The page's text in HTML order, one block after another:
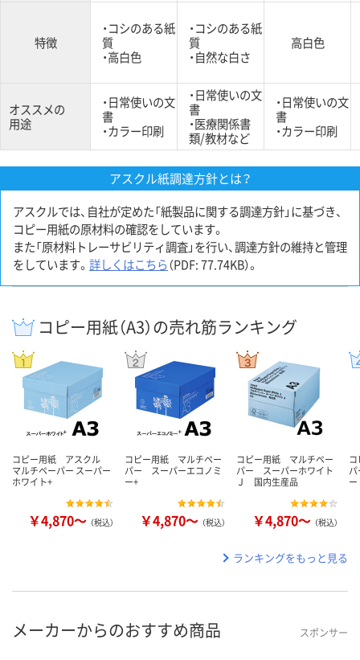
特徴
・コシのある紙
質
・高白色
・コシのある紙
質
・自然な白さ
高白色
オススメの
用途
・日常使いの文
書
・カラー印刷
・日常使いの文
書
・医療関係書
類/教材など
・日常使いの文
書
・カラー印刷
アスクル紙調達方針とは？
アスクルでは、自社が定めた「紙製品に関する調達方針」に基づき、
コピー用紙の原材料の確認をしています。
また「原材料トレーサビリティ調査」を行い、調達方針の維持と管理
をしています。 詳しくはこちら（PDF: 77.74KB）。
コピー用紙（A3）の売れ筋ランキング
コピー用紙 アスクル
マルチペーパー スーパー
ホワイト+
￥4,870～ （税込）
コピー用紙 マルチペー
パー スーパーエコノミ
ー+
￥4,870～ （税込）
コピー用紙 マルチペー
パー スーパーホワイト
Ｊ 国内生産品
￥4,870～ （税込）
ランキングをもっと見る
メーカーからのおすすめ商品 スポンサー